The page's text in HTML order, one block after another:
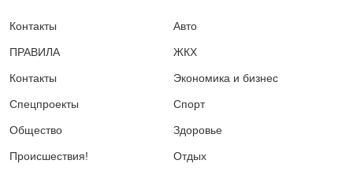
Контакты
ПРАВИЛА
Контакты
Спецпроекты
Общество
Происшествия!
Авто
ЖКХ
Экономика и бизнес
Спорт
Здоровье
Отдых